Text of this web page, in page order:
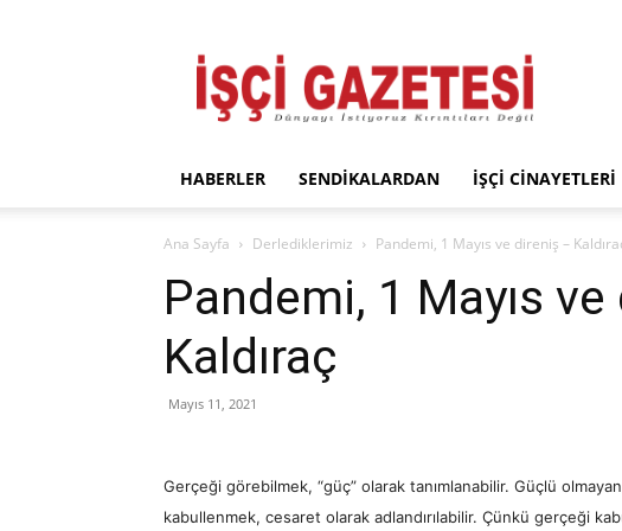
Gazetesi
HABERLER SENDIKALARDAN İŞÇI CINAYETLERI
Ana Sayfa Derlediklerimiz Pandemi, 1 Mayıs ve direniş –
Pandemi, 1 Mayıs
Kaldıraç
Mayıs 11, 2021
Gerçeği görebilmek, “güç” olarak tanımlanabilir. Güçlü
kabullenmek, cesaret olarak adlandırılabilir. Çünkü gerçeği